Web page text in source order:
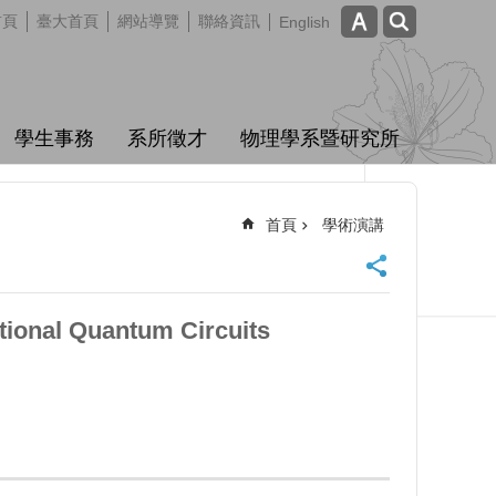
臺大首頁 網站導覽 聯絡資訊 English
學生事務 系所徵才 物理學系暨研究所
首頁 學術演講
Quantum Circuits